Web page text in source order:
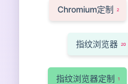
Chromium定制 2
指纹浏览器 20
指纹浏览器定制 1